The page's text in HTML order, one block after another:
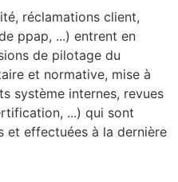
réclamations client,
ppap, ...) entrent en
de pilotage du
et normative, mise à
système internes, revues
...) qui sont
et effectuées à la dernière